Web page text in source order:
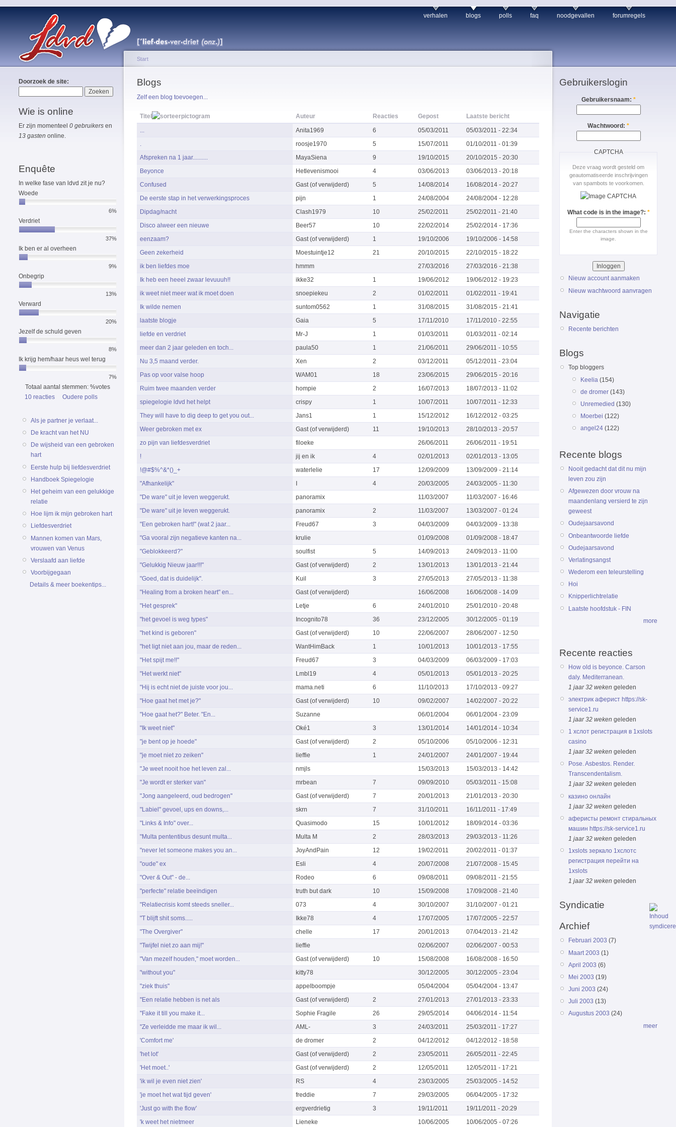
verhalen blogs polls faq noodgevallen forumregels
Doorzoek de site:
Wie is online
Er zijn momenteel 0 gebruikers en
13 gasten online.
Enquête
In welke fase van ldvd zit je nu?
Woede
6%
Verdriet
37%
Ik ben er al overheen
9%
Onbegrip
13%
Verward
20%
Jezelf de schuld geven
8%
Ik krijg hem/haar heus wel terug
7%
Totaal aantal stemmen: %votes
10 reacties
Oudere polls
Als je partner je verlaat...
De kracht van het NU
De wijsheid van een gebroken
hart
Eerste hulp bij liefdesverdriet
Handboek Spiegelogie
Het geheim van een gelukkige
relatie
Hoe lijm ik mijn gebroken hart
Liefdesverdriet
Mannen komen van Mars,
vrouwen van Venus
Verslaafd aan liefde
Voorbijgegaan
Details & meer boekentips...
Start
Blogs
Zelf een blog toevoegen...
Titel Auteur Reacties Gepost
Laatste bericht
Anita1969 6 05/03/2011
05/03/2011 - 22:34
roosje1970 5 15/07/2011
01/10/2011 - 01:39
Afspreken na 1 jaar..........
MayaSiena 9 19/10/2015
20/10/2015 - 20:30
Beyonce
Hetlevenismooi 4 03/06/2013
03/06/2013 - 20:18
Confused
Gast (of verwijderd) 5 14/08/2014
16/08/2014 - 20:27
De eerste stap in het verwerkingsproces
pijn 1 24/08/2004
24/08/2004 - 12:28
Dipdag/nacht
Clash1979 10 25/02/2011
25/02/2011 - 21:40
Disco alweer een nieuwe
Beer57 10 22/02/2014
25/02/2014 - 17:36
eenzaam?
Gast (of verwijderd) 1 19/10/2006
19/10/2006 - 14:58
Geen zekerheid
Moestuintje12 21 20/10/2015
22/10/2015 - 18:22
ik ben liefdes moe
hmmm 27/03/2016
27/03/2016 - 21:38
Ik heb een heeel zwaar levuuuh!!
ikke32 1 19/06/2012
19/06/2012 - 19:23
ik weet niet meer wat ik moet doen
snoepiekeu 2 01/02/2011
01/02/2011 - 19:41
Ik wilde nemen
suntom0562 1 31/08/2015
31/08/2015 - 21:41
laatste blogje
Gaia 5 17/11/2010
17/11/2010 - 22:55
liefde en verdriet
Mr-J 1 01/03/2011
01/03/2011 - 02:14
meer dan 2 jaar geleden en toch...
paula50 1 21/06/2011
29/06/2011 - 10:55
Nu 3,5 maand verder.
Xen 2 03/12/2011
05/12/2011 - 23:04
Pas op voor valse hoop
WAM01 18 23/06/2015
29/06/2015 - 20:16
Ruim twee maanden verder
hompie 2 16/07/2013
18/07/2013 - 11:02
spiegelogie ldvd het helpt
crispy 1 10/07/2011
10/07/2011 - 12:33
They will have to dig deep to get you out...
Jans1 1 15/12/2012
16/12/2012 - 03:25
Weer gebroken met ex
Gast (of verwijderd) 11 19/10/2013
28/10/2013 - 20:57
zo pijn van liefdesverdriet
filoeke 26/06/2011
26/06/2011 - 19:51
!
jij en ik 4 02/01/2013
02/01/2013 - 13:05
!@#$%^&*()_+
waterlelie 17 12/09/2009
13/09/2009 - 21:14
"Afhankelijk"
I 4 20/03/2005
24/03/2005 - 11:30
"De ware" uit je leven weggerukt.
panoramix 11/03/2007
11/03/2007 - 16:46
"De ware" uit je leven weggerukt.
panoramix 2 11/03/2007
13/03/2007 - 01:24
"Een gebroken hart!" (wat 2 jaar...
Freud67 3 04/03/2009
04/03/2009 - 13:38
"Ga vooral zijn negatieve kanten na...
krulie 01/09/2008
01/09/2008 - 18:47
"Geblokkeerd?"
soulfist 5 14/09/2013
24/09/2013 - 11:00
"Gelukkig Nieuw jaar!!!"
Gast (of verwijderd) 2 13/01/2013
13/01/2013 - 21:44
"Goed, dat is duidelijk".
Kuil 3 27/05/2013
27/05/2013 - 11:38
"Healing from a broken heart" en...
Gast (of verwijderd) 16/06/2008
16/06/2008 - 14:09
"Het gesprek"
Letje 6 24/01/2010
25/01/2010 - 20:48
"het gevoel is weg types"
Incognito78 36 23/12/2005
30/12/2005 - 01:19
"het kind is geboren"
Gast (of verwijderd) 10 22/06/2007
28/06/2007 - 12:50
"het ligt niet aan jou, maar de reden...
WantHimBack 1 10/01/2013
10/01/2013 - 17:55
"Het spijt me!!"
Freud67 3 04/03/2009
06/03/2009 - 17:03
"Het werkt niet"
Lmbl19 4 05/01/2013
05/01/2013 - 20:25
"Hij is echt niet de juiste voor jou...
mama.neti 6 11/10/2013
17/10/2013 - 09:27
"Hoe gaat het met je?"
Gast (of verwijderd) 10 09/02/2007
14/02/2007 - 20:22
"Hoe gaat het?" Beter. "En...
Suzanne 06/01/2004
06/01/2004 - 23:09
"Ik weet niet"
Oké1 3 13/01/2014
14/01/2014 - 10:34
"je bent op je hoede"
Gast (of verwijderd) 2 05/10/2006
05/10/2006 - 12:31
"je moet niet zo zeiken"
lieffie 1 24/01/2007
24/01/2007 - 19:44
"Je weet nooit hoe het leven zal...
nmjls 15/03/2013
15/03/2013 - 14:42
"Je wordt er sterker van"
mrbean 7 09/09/2010
05/03/2011 - 15:08
"Jong aangeleerd, oud bedrogen"
Gast (of verwijderd) 7 20/01/2013
21/01/2013 - 20:30
"Labiel" gevoel, ups en downs,...
skrn 7 31/10/2011
16/11/2011 - 17:49
"Links & Info" over...
Quasimodo 15 10/01/2012
18/09/2014 - 03:36
"Multa pententibus desunt multa...
Multa M 2 28/03/2013
29/03/2013 - 11:26
"never let someone makes you an...
JoyAndPain 12 19/02/2011
20/02/2011 - 01:37
"oude" ex
Esli 4 20/07/2008
21/07/2008 - 15:45
"Over & Out" - de...
Rodeo 6 09/08/2011
09/08/2011 - 21:55
"perfecte" relatie beeïndigen
truth but dark 10 15/09/2008
17/09/2008 - 21:40
"Relatiecrisis komt steeds sneller...
073 4 30/10/2007
31/10/2007 - 01:21
"T blijft shit soms.....
Ikke78 4 17/07/2005
17/07/2005 - 22:57
"The Overgiver"
chelle 17 20/01/2013
07/04/2013 - 21:42
"Twijfel niet zo aan mij!"
lieffie 02/06/2007
02/06/2007 - 00:53
"Van mezelf houden," moet worden...
Gast (of verwijderd) 10 15/08/2008
16/08/2008 - 16:50
"without you"
kitty78 30/12/2005
30/12/2005 - 23:04
"ziek thuis"
appelboompje 05/04/2004
05/04/2004 - 13:47
''Een relatie hebben is net als
Gast (of verwijderd) 2 27/01/2013
27/01/2013 - 23:33
''Fake it till you make it...
Sophie Fragile 26 29/05/2014
04/06/2014 - 11:54
''Ze verleidde me maar ik wil...
AML- 3 24/03/2011
25/03/2011 - 17:27
'Comfort me'
de dromer 2 04/12/2012
04/12/2012 - 18:58
'het lot'
Gast (of verwijderd) 2 23/05/2011
26/05/2011 - 22:45
'Het moet..'
Gast (of verwijderd) 2 12/05/2011
12/05/2011 - 17:21
'ik wil je even niet zien'
RS 4 23/03/2005
25/03/2005 - 14:52
'je moet het wat tijd geven'
freddie 7 29/03/2005
06/04/2005 - 17:32
'Just go with the flow'
ergverdrietig 3 19/11/2011
19/11/2011 - 20:29
'k weet het nietmeer
Lieneke 10/06/2005 10/06/2005 - 07:26
Gebruikerslogin
Gebruikersnaam: *
Wachtwoord: *
CAPTCHA
Deze vraag wordt gesteld om
geautomatiseerde inschrijvingen
van spambots te voorkomen.
What code is in the image?: *
Enter the characters shown in the
image.
Nieuw account aanmaken
Nieuw wachtwoord aanvragen
Navigatie
Recente berichten
Blogs
Top bloggers
Keelia (154)
de dromer (143)
Unremedied (130)
Moerbei (122)
angel24 (122)
Recente blogs
Nooit gedacht dat dit nu mijn
leven zou zijn
Afgewezen door vrouw na
maandenlang versierd te zijn
geweest
Oudejaarsavond
Onbeantwoorde liefde
Oudejaarsavond
Verlatingsangst
Wederom een teleurstelling
Hoi
Knipperlichtrelatie
Laatste hoofdstuk - FIN
more
Recente reacties
How old is beyonce. Carson
daly. Mediterranean.
1 jaar 32 weken geleden
электрик аферист https://sk-
service1.ru
1 jaar 32 weken geleden
1 хслот регистрация в 1xslots
casino
1 jaar 32 weken geleden
Pose. Asbestos. Render.
Transcendentalism.
1 jaar 32 weken geleden
казино онлайн
1 jaar 32 weken geleden
аферисты ремонт стиральных
машин https://sk-service1.ru
1 jaar 32 weken geleden
1xslots зеркало 1хслотс
регистрация перейти на
1xslots
1 jaar 32 weken geleden
Syndicatie
Archief
Februari 2003 (7)
Maart 2003 (1)
April 2003 (6)
Mei 2003 (19)
Juni 2003 (24)
Juli 2003 (13)
Augustus 2003 (24)
meer